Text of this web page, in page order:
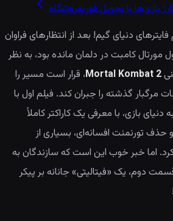
بازی‌ها با تحویل فوریفروشگاه
دنیای گیم! بعد از انتظارهای فراوان
مورتال کامبت در دلمان مانده بود، به نظر
Mortal Kombat 2، قرار است مسیر را
مرگبار گذشته را جبران کند. فیلم اول با
بازی، با معرفی یک کاراکتر کاملاً
حذف تورنمنت افسانه‌ای، بسیاری از
کرد. اما خبر خوب این است که سازندگان به
دوم، یک «فیتالیتی» جانانه بر پیکر